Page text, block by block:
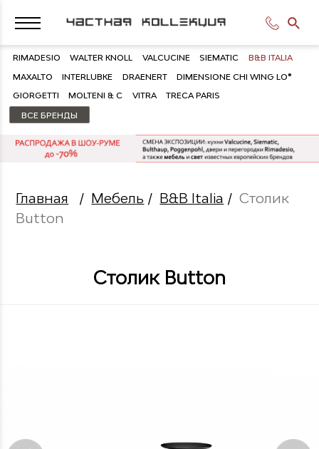
RIMADESIO WALTER KNOLL VALCUCINE SIEMATIC B&B ITALIA
MAXALTO INTERLUBKE DRAENERT DIMENSIONE CHI WING LO®
GIORGETTI MOLTENI & C VITRA TRECA PARIS
ВСЕ БРЕНДЫ
Главная / Мебель / B&B Italia /Столик
Button
Столик Button